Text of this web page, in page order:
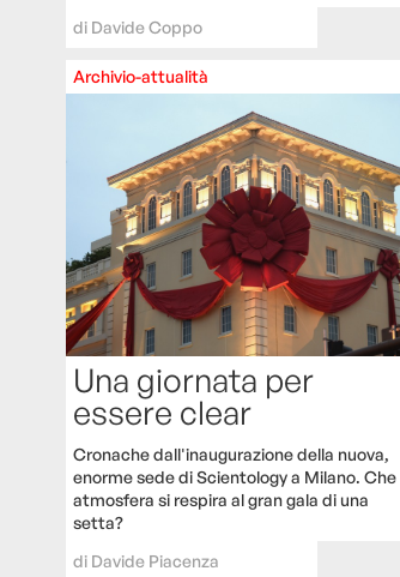
di Davide Coppo
Archivio-attualità
Una giornata per
essere clear
Cronache dall'inaugurazione della nuova,
enorme sede di Scientology a Milano. Che
atmosfera si respira al gran gala di una
setta?
di Davide Piacenza